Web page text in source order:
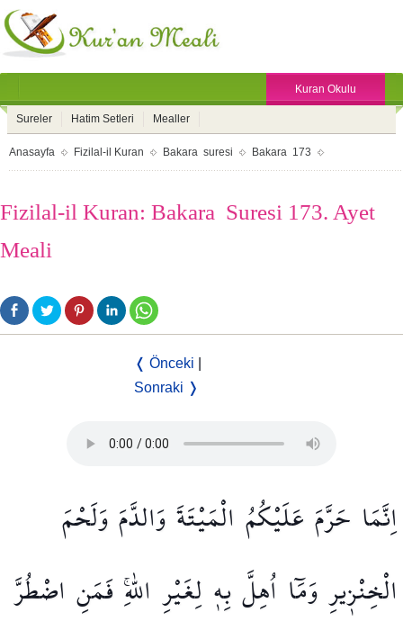
Kuran Okulu
Sureler Hatim Setleri Mealler
Anasayfa Fizilal-il Kuran Bakara suresi Bakara 173
Fizilal-il Kuran: Bakara Suresi 173. Ayet
Meali
❬ Önceki
Sonraki ❭
اِنَّمَا حَرَّمَ عَلَيْكُمُ الْمَيْتَةَوَالدَّمَوَلَحْمَ
الْخِنْز۪يرِوَمَٓا اُهِلَّبِه۪ لِغَيْرِ اللّٰهِۚفَمَنِ اضْطُرَّ